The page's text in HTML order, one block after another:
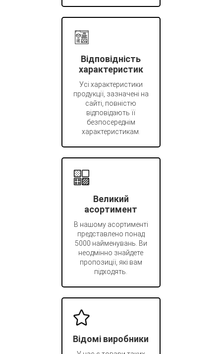
Відповідність
характеристик
Усі характеристики
продукції, зазначені на
сайті, повністю
відповідають її
безпосереднім
характеристикам.
Великий
асортимент
В нашому асортименті
представлено понад
5000 найменувань. Ви
неодмінно знайдете
пропозиції, які вам
підходять.
Відомі виробники